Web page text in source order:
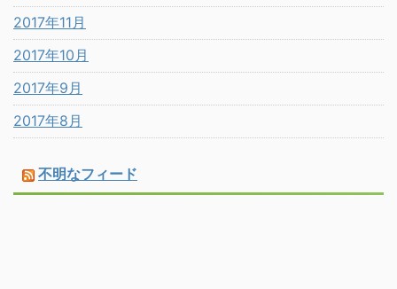
2017年11月
2017年10月
2017年9月
2017年8月
不明なフィード